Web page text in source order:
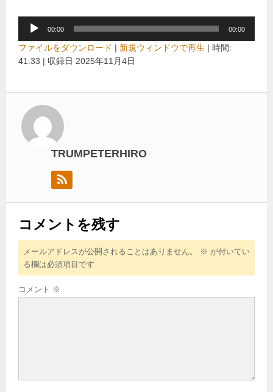
プ
レ
00:00 00:00
ファイルをダウンロード | 新規ウィンドウで再生 | 時間:
41:33 | 収録日 2025年11月4日
TRUMPETERHIRO
コメントを残す
メールアドレスが公開されることはありません。 ※ が付いてい
る欄は必須項目です
コメント ※